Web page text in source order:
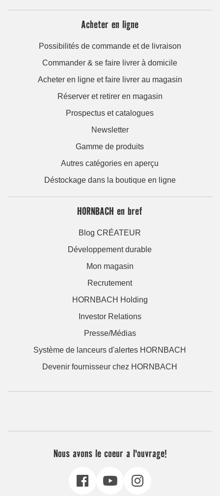
Acheter en ligne
Possibilités de commande et de livraison
Commander & se faire livrer à domicile
Acheter en ligne et faire livrer au magasin
Réserver et retirer en magasin
Prospectus et catalogues
Newsletter
Gamme de produits
Autres catégories en aperçu
Déstockage dans la boutique en ligne
HORNBACH en bref
Blog CRÉATEUR
Développement durable
Mon magasin
Recrutement
HORNBACH Holding
Investor Relations
Presse/Médias
Système de lanceurs d'alertes HORNBACH
Devenir fournisseur chez HORNBACH
Nous avons le coeur a l'ouvrage!